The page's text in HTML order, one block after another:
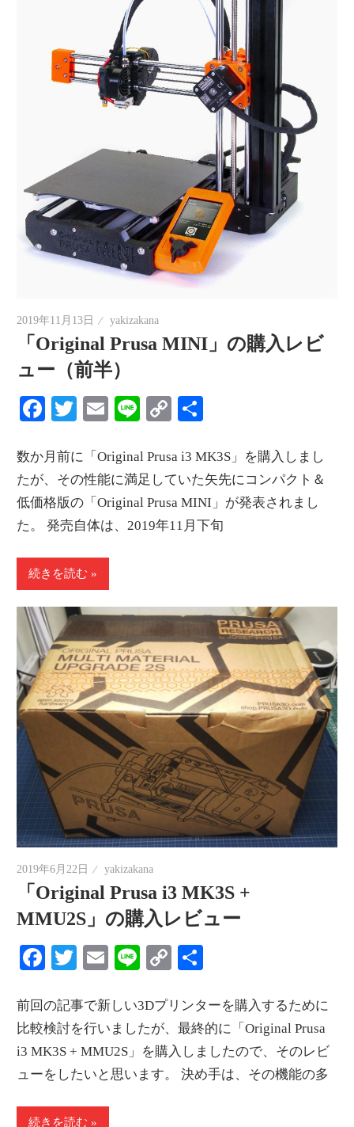
2019年11月13日 yakizakana
「Original Prusa MINI」の購入レビ
ュー（前半）
Facebook
Twitter
EmailLineCopy
数か月前に「Original Prusa i3 MK3S」を購入しまし
たが、その性能に満足していた矢先にコンパクト＆
低価格版の「Original Prusa MINI」が発表されまし
た。 発売自体は、2019年11月下旬
続きを読む
2019年6月22日 yakizakana
「Original Prusa i3 MK3S +
MMU2S」の購入レビュー
Facebook
Twitter
EmailLineCopy
前回の記事で新しい3Dプリンターを購入するために
比較検討を行いましたが、最終的に「Original Prusa
i3 MK3S + MMU2S」を購入しましたので、そのレビ
ューをしたいと思います。 決め手は、その機能の多
続きを読む